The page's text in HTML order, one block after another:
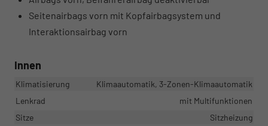
Seitenairbags vorn mit Kopfairbagsystem und
Interaktionsairbag vorn
Innen
Klimatisierung
Klimaautomatik, 3-Zonen-Klimaautomatik
Lenkrad
mit Multifunktionen
Sitze
Sitzheizung